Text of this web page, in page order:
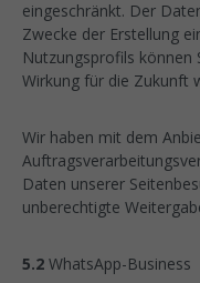
eingeschränkt. Der
Zwecke der Erstellung
Nutzungsprofils können
Wirkung für die Zukunft
Wir haben mit dem
Daten unserer
unberechtigte
5.2 WhatsApp-Business